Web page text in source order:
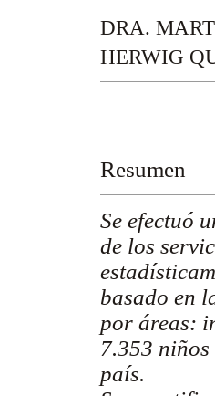
DRA.
HERWIG
Resumen
Se efectuó
de los
basado en
por áreas:
7.353
país.